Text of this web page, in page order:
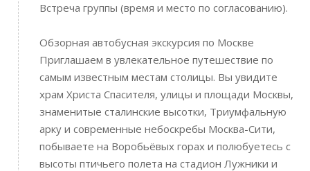
Встреча группы (время и место по согласованию).
Обзорная автобусная экскурсия по Москве
Приглашаем в увлекательное путешествие по
самым известным местам столицы. Вы увидите
храм Христа Спасителя, улицы и площади Москвы,
знаменитые сталинские высотки, Триумфальную
арку и современные небоскребы Москва-Сити,
побываете на Воробьёвых горах и полюбуетесь с
высоты птичьего полета на стадион Лужники и